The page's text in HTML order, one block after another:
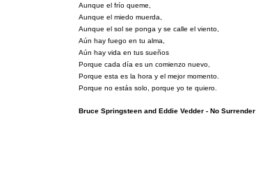
Aunque el frío queme,
Aunque el miedo muerda,
Aunque el sol se ponga y se calle el viento,
Aún hay fuego en tu alma,
Aún hay vida en tus sueños
Porque cada día es un comienzo nuevo,
Porque esta es la hora y el mejor momento.
Porque no estás solo, porque yo te quiero.
Bruce Springsteen and Eddie Vedder - No Surrender